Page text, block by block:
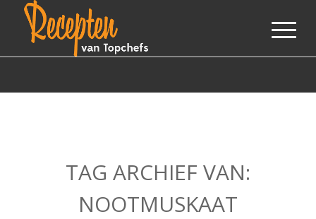
TAG ARCHIEF VAN:
NOOTMUSKAAT